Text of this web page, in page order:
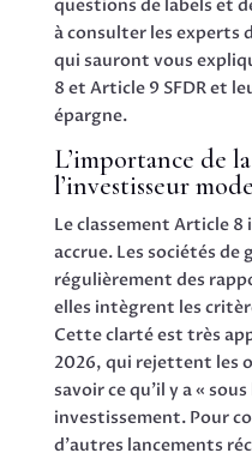
questions de labels et
à consulter les experts
qui sauront vous
8 et Article 9 SFDR et
épargne.
L’importance de
l’investisseur
Le classement Article
accrue. Les sociétés
régulièrement des
elles intègrent les
Cette clarté est très
2026, qui rejettent les
savoir ce qu’il y a «
investissement. Pour
d’autres lancements